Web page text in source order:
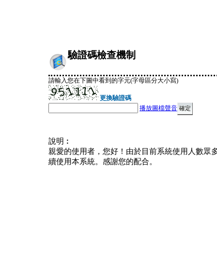
驗證碼檢查機制
請輸入您在下圖中看到的字元(字母區分大小寫)
更換驗證碼
播放圖檔聲音
說明︰
親愛的使用者，您好！由於目前系統使用人數眾
續使用本系統。感謝您的配合。